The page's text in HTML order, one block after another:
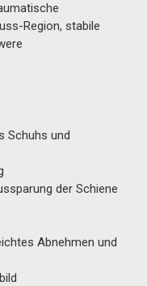
Region, stabile
Schuhs und
der Schiene
Abnehmen und